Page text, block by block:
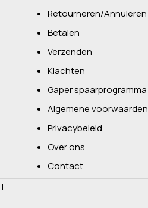
Retourneren/Annuleren
Betalen
Verzenden
Klachten
Gaper spaarprogramma
Algemene voorwaarden
Privacybeleid
Over ons
Contact
|